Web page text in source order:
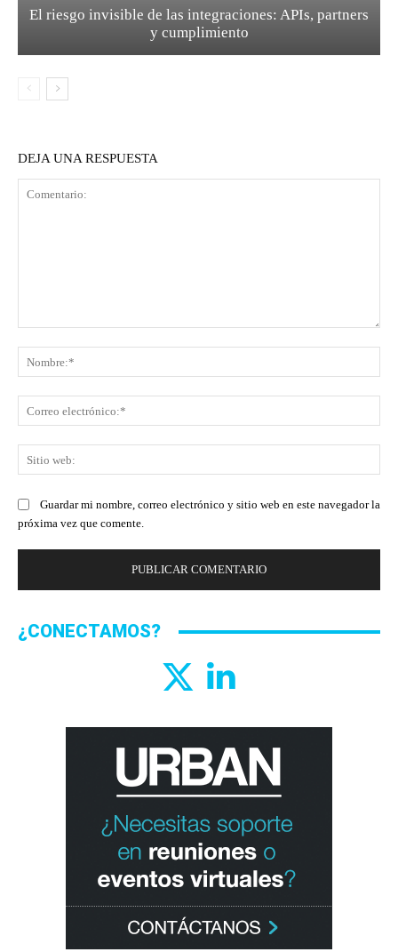
El riesgo invisible de las integraciones: APIs, partners
y cumplimiento
DEJA UNA RESPUESTA
Guardar mi nombre, correo electrónico y sitio web en este navegador la
próxima vez que comente.
¿CONECTAMOS?